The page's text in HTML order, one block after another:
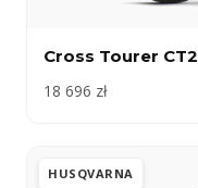
Cross Tourer CT2
18 696 zł
HUSQVARNA